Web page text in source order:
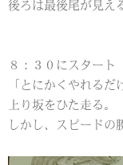
後ろは最後尾が見え
８：３０にスタート
「とにかくやれるだ
上り坂をひた走る。
しかし、スピードの